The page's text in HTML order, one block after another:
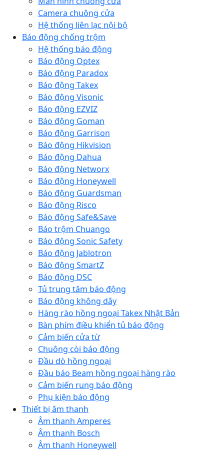
Camera chuông cửa
Hệ thống liên lạc nội bộ
Báo động chống trộm
Hệ thống báo động
Báo động Optex
Báo động Paradox
Báo động Takex
Báo động Visonic
Báo động EZVIZ
Báo động Goman
Báo động Garrison
Báo động Hikvision
Báo động Dahua
Báo động Networx
Báo động Honeywell
Báo động Guardsman
Báo động Risco
Báo động Safe&Save
Báo trộm Chuango
Báo động Sonic Safety
Báo động Jablotron
Báo động SmartZ
Báo động DSC
Tủ trung tâm báo động
Báo động không dây
Hàng rào hồng ngoại Takex Nhật Bản
Bàn phím điều khiển tủ báo động
Cảm biến cửa từ
Chuông còi báo động
Đầu dò hồng ngoại
Đầu báo Beam hồng ngoại hàng rào
Cảm biến rung báo động
Phụ kiện báo động
Thiết bị âm thanh
Âm thanh Amperes
Âm thanh Bosch
Âm thanh Honeywell